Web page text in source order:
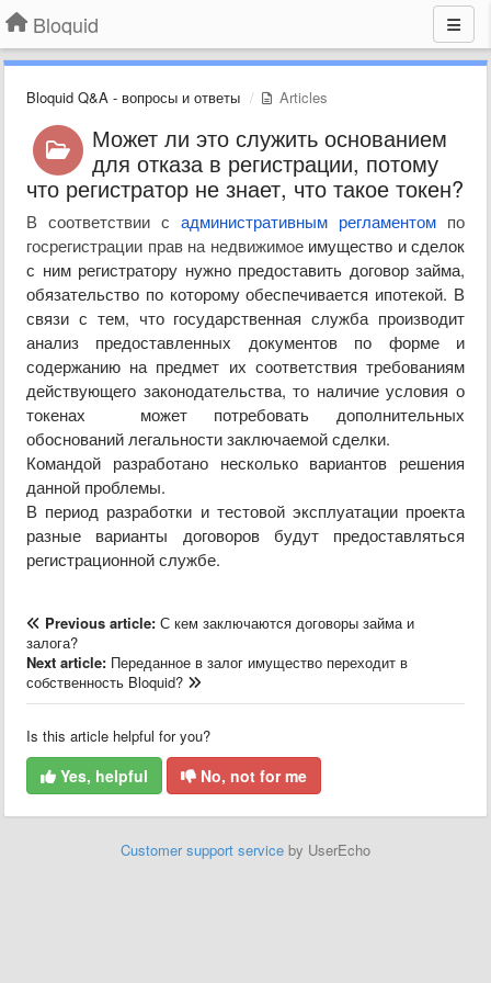
Bloquid
Bloquid Q&A - вопросы и ответы Articles
Может ли это служить основанием
для отказа в регистрации, потому
что регистратор не знает, что такое токен?
В соответствии с административным регламентом по
госрегистрации прав на недвижимое имущество и сделок
с ним регистратору нужно предоставить договор займа,
обязательство по которому обеспечивается ипотекой. В
связи с тем, что государственная служба производит
анализ предоставленных документов по форме и
содержанию на предмет их соответствия требованиям
действующего законодательства, то наличие условия о
токенах может потребовать дополнительных
обоснований легальности заключаемой сделки.
Командой разработано несколько вариантов решения
данной проблемы.
В период разработки и тестовой эксплуатации проекта
разные варианты договоров будут предоставляться
регистрационной службе.
Previous article: С кем заключаются договоры займа и
залога?
Next article: Переданное в залог имущество переходит в
собственность Bloquid?
Is this article helpful for you?
Yes, helpful No, not for me
Customer support service by UserEcho